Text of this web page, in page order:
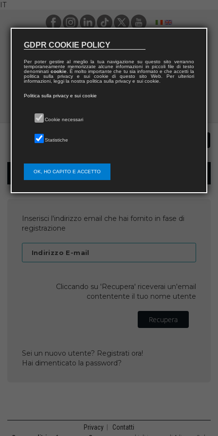
IT
Recupera username
Inserisci l'indirizzo email che hai fornito in fase di
registrazione
Indirizzo E-mail
Cliccando su 'Recupera' riceverai un'email
contentente il tuo nome utente
Recupera
Sei un nuovo utente? Registrati ora!
Hai dimenticato la password?
Privacy Contatti
GDPR COOKIE POLICY
Per poter gestire al meglio la tua navigazione su questo sito verranno
temporaneamente memorizzate alcune informazioni in piccoli file di testo
denominati cookie. È molto importante che tu sia informato e che accetti la
politica sulla privacy e sui cookie di questo sito Web. Per ulteriori
informazioni, leggi la nostra politica sulla privacy e sui cookie.
Politica sulla privacy e sui cookie
Cookie necessari
Statistiche
OK, HO CAPITO E ACCETTO